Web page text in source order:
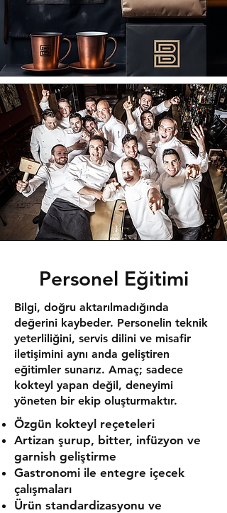
Personel Eğitimi
Bilgi, doğru aktarılmadığında
değerini kaybeder. Personelin teknik
yeterliliğini, servis dilini ve misafir
iletişimini aynı anda geliştiren
eğitimler sunarız. Amaç; sadece
kokteyl yapan değil, deneyimi
yöneten bir ekip oluşturmaktır.
Özgün kokteyl reçeteleri
Artizan şurup, bitter, infüzyon ve
garnish geliştirme
Gastronomi ile entegre içecek
çalışmaları
Ürün standardizasyonu ve